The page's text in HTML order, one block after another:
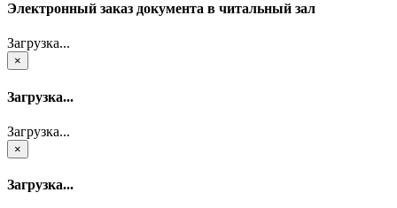
Электронный заказ документа в читальный зал
Загрузка...
×
Загрузка...
Загрузка...
×
Загрузка...